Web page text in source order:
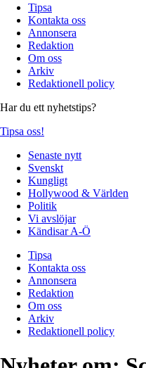
Tipsa
Kontakta oss
Annonsera
Redaktion
Om oss
Arkiv
Redaktionell policy
Har du ett nyhetstips?
Tipsa oss!
Senaste nytt
Svenskt
Kungligt
Hollywood & Världen
Politik
Vi avslöjar
Kändisar A-Ö
Tipsa
Kontakta oss
Annonsera
Redaktion
Om oss
Arkiv
Redaktionell policy